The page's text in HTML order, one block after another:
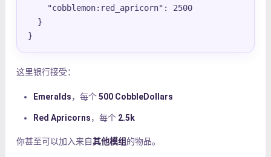
    "cobblemon:red_apricorn": 2500
  }
}
这里银行接受：
Emeralds，每个500 CobbleDollars
Red Apricorns，每个 2.5k
你甚至可以加入来自其他模组的物品。